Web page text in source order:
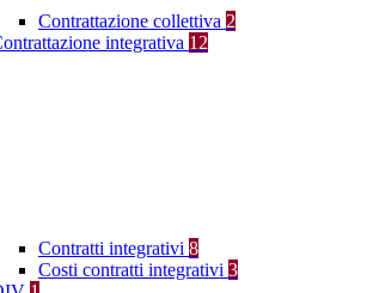
Contrattazione collettiva 2
integrativa 12
Contratti integrativi 8
Costi contratti integrativi 3